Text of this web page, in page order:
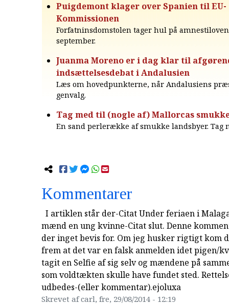
Puigdemont klager over Spanien til EU-
Kommissionen
Forfatninsdomstolen tager hul på
september.
Juanma Moreno er i dag klar til
indsættelsesdebat i Andalusien
Læs om hovedpunkterne, når Andalusiens
genvalg.
Tag med til (nogle af) Mallorcas
En sand perlerække af smukke landsbyer. Tag
Kommentarer
I artiklen står der-Citat Under feriaen i
mænd en ung kvinne-Citat slut. Denne
der inget bevis for. Om jeg husker rigtigt kom
frem at det var en falsk anmelden idet pigen/
tagit en Selfie af sig selv og mændene på
som voldtækten skulle have fundet sted.
udbedes-(eller kommentar).ejoluxa
Skrevet af carl, fre, 29/08/2014 - 12:19